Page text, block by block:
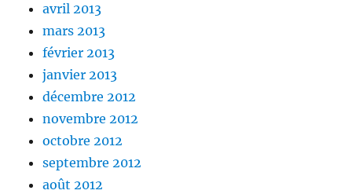
avril 2013
mars 2013
février 2013
janvier 2013
décembre 2012
novembre 2012
octobre 2012
septembre 2012
août 2012